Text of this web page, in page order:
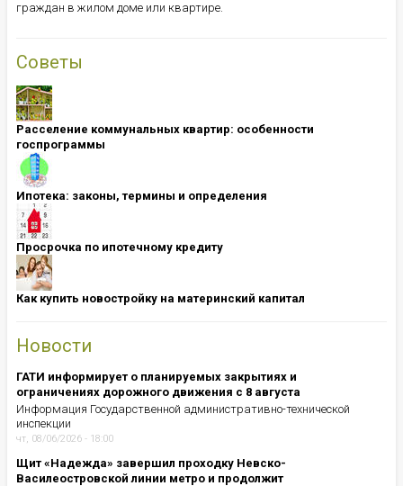
граждан в жилом доме или квартире.
Советы
Расселение коммунальных квартир: особенности
госпрограммы
Ипотека: ​​​​​​​законы, термины и определения
Просрочка по ипотечному кредиту
Как купить новостройку на материнский капитал
Новости
ГАТИ информирует о планируемых закрытиях и
ограничениях дорожного движения с 8 августа
Информация Государственной административно-технической
инспекции
чт, 08/06/2026 - 18:00
Щит «Надежда» завершил проходку Невско-
Василеостровской линии метро и продолжит